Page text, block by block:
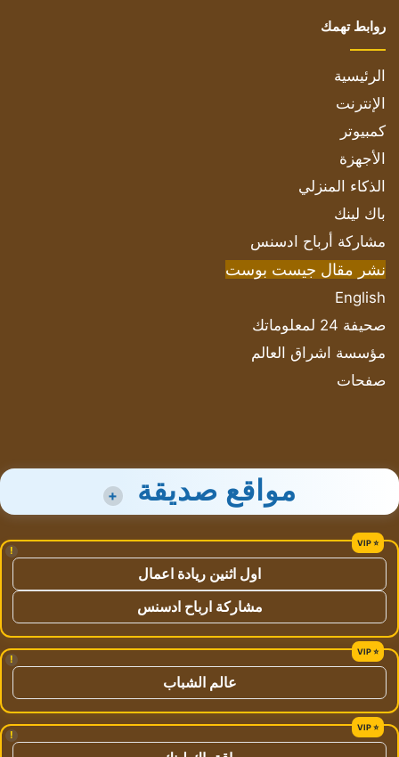
روابط تهمك
الرئيسية
الإنترنت
كمبيوتر
الأجهزة
الذكاء المنزلي
باك لينك
مشاركة أرباح ادسنس
نشر مقال جيست بوست
English
صحيفة 24 لمعلوماتك
مؤسسة اشراق العالم
صفحات
مواقع صديقة +
!
اول اثنين ريادة اعمال
مشاركة ارباح ادسنس
!
عالم الشباب
!